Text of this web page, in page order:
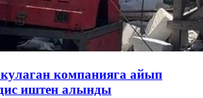
компанияга айып
иштен алынды